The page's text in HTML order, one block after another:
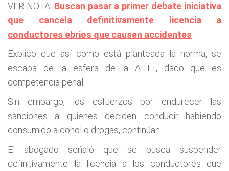
VER NOTA: Buscan pasar a primer debate iniciativa
que cancela definitivamente licencia a
conductores ebrios que causen accidentes
Explicó que así como está planteada la norma, se
escapa de la esfera de la ATTT, dado que es
competencia penal.
Sin embargo, los esfuerzos por endurecer las
sanciones a quienes deciden conducir habiendo
consumido alcohol o drogas, continúan.
El abogado señaló que se busca suspender
definitivamente la licencia a los conductores que